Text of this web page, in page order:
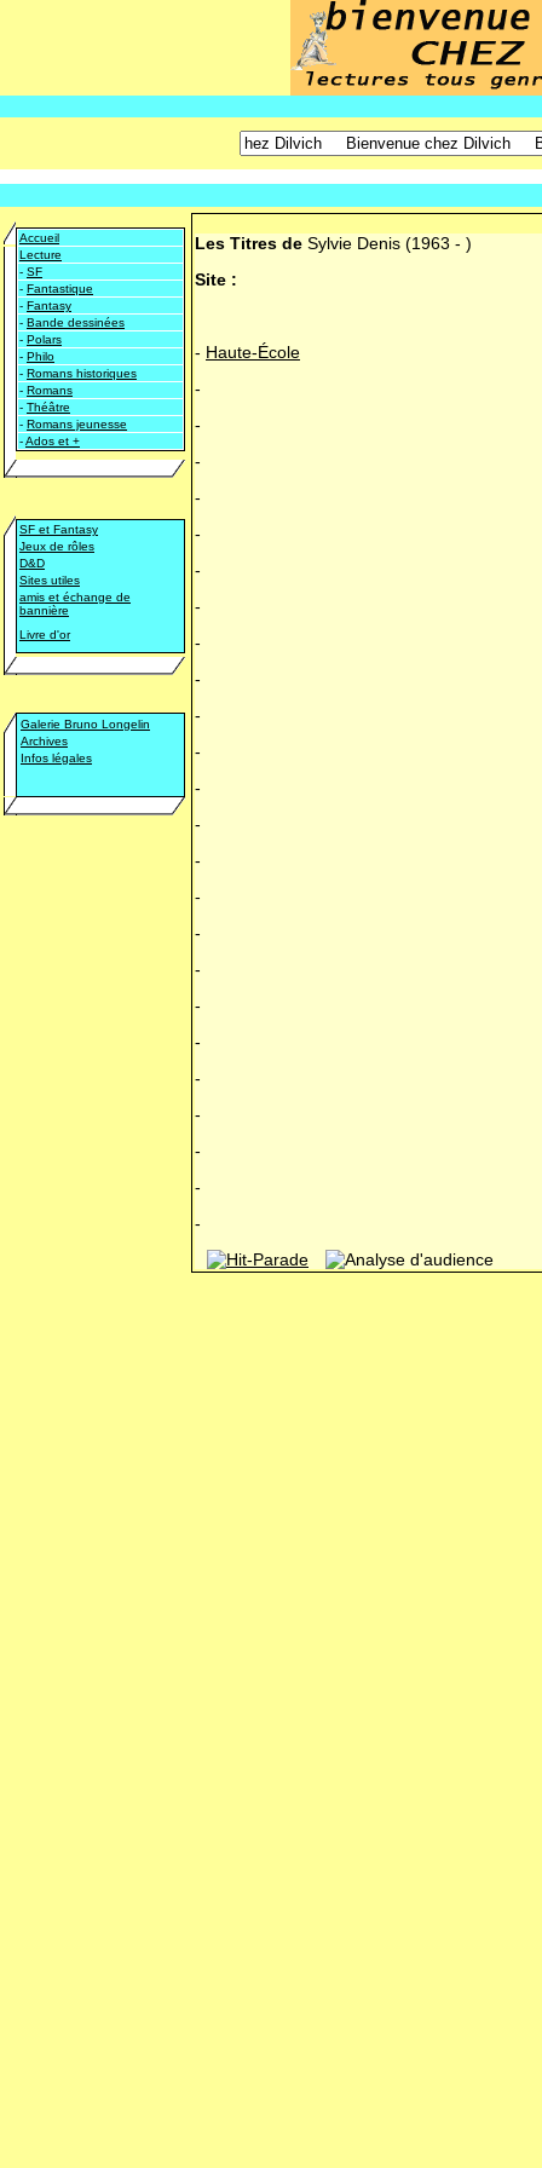
Accueil
Lecture
- SF
- Fantastique
- Fantasy
- Bande dessinées
- Polars
- Philo
- Romans historiques
- Romans
- Théâtre
- Romans jeunesse
-Ados et +
SF et Fantasy
Jeux de rôles
D&D
Sites utiles
amis et échange de
bannière
Livre d'or
Galerie Bruno Longelin
Archives
Infos légales
Les Titres de Sylvie Denis (1963 - )
Site :
- Haute-École
-
-
-
-
-
-
-
-
-
-
-
-
-
-
-
-
-
-
-
-
-
-
-
-